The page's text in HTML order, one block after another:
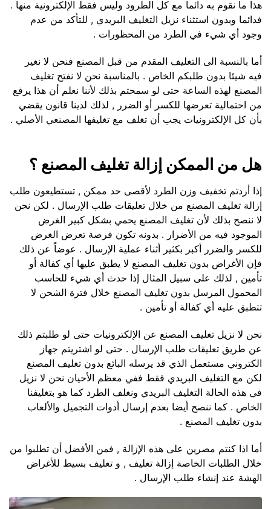
هذا ما نقوم به دائما مع كل الطرود وليس فقط الإلكترونية منها .
فدائما وبدون استثناء نزيل التغليف البريدي , للتأكد من عدم
وجود أي شيء في الطرد من المحظورات .
أما بالنسبة الى التغليف المقدم من قبل المصنع فنحن لا نغير
فيه شيئا بدون طلبكم الخاص . بالمناسبة نحن لا نفتح تغليف
المصنع لهذه الساعة حتى لو سمحتم بذلك لأننا نعلم أن هذا يرفع
من احتمالية تعرضها للكسر أو الضرر , لذلك لدينا قانون يقضي
بأن كل الإلكترونيات يجب أن تغلف مع تغليفها المصنعي الأصلي .
هل من الممكن إزالة تغليف المصنع ؟
إذا أردتم تخفيف وزن الطرد لأقصى حد ممكن , تستطيعون طلب
إزالة تغليف المصنع من خلال تعليقات طلب الإرسال . لكن نحن
لا ننصح بذلك لأن تغليف المصنع يحمي بشكل كبير الغرض
الموجود فيه من الأضرار . بدونه تكون فرصة تعرض الغرض
للكسر والضرر أكبر بكثير أثناء عملية الإرسال . عوضاً عن ذلك
فإن الأغراض بدون تغليف المصنع لا يطبق عليها أي كفالة أو
تأمين , لذلك على سبيل المثال إذا حدث أي شيء للحاسب
المحمول المرسل بدون تغليف المصنع خلال فترة الشحن لا
تتطبق عليه أي كفالة أو تأمين .
نحن لا نزيل تغليف المصنع عن الإلكترونيات حتى لو طلبتم ذلك
عن طريق تعليقات طلب الإرسال . حتى لو اشتريتم جهاز
الكتروني مستعمل الذي قد يرسله البائع بدون تغليف المصنع
لكن مع التغليف البريدي فقط ففي معظم الأحيان نحن لا نزيل
في هذه الحالة التغليف البريدي ونغلف الطرد كما هو بتغليفنا
الخاص . كما ننصح أيضا بعدم إرسال أدوات التجميل والألعاب
بدون تغليف المصنع .
أما اذا كنتم مصرين على هذه الإزالة , فمن الأفضل أن تطلبوا من
خلال الطلبات الخاصة إزالة تغليف , و تغليف بسيط للأغراض
الهشة عند إنشاء طلب الإرسال .